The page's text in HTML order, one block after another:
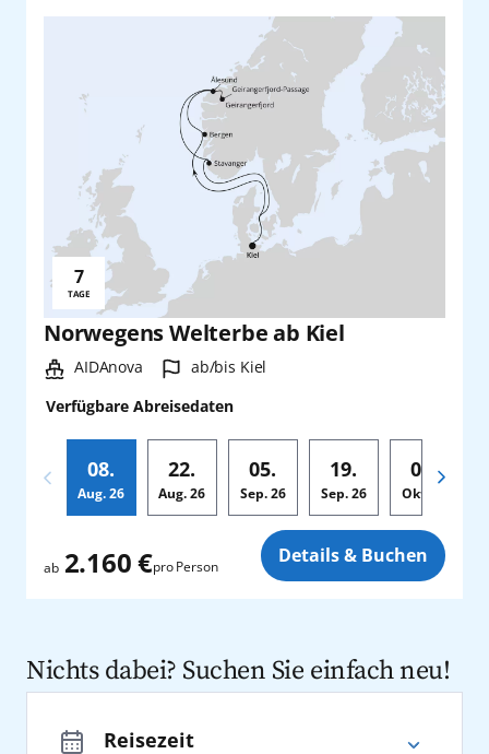
Norwegens Welterbe ab Kiel
Schiff:
AIDAnova Hafen:
ab/bis Kiel
Verfügbare Abreisedaten
08.
Aug. 26
22.
Aug. 26
05.
Sep.26
19.
Sep.26
03.
Okt.
Reisedauer:
7
TAGE
ab 2.160 €pro Person Details & Buchen
Nichts dabei? Suchen Sie einfach neu!
Reisezeit